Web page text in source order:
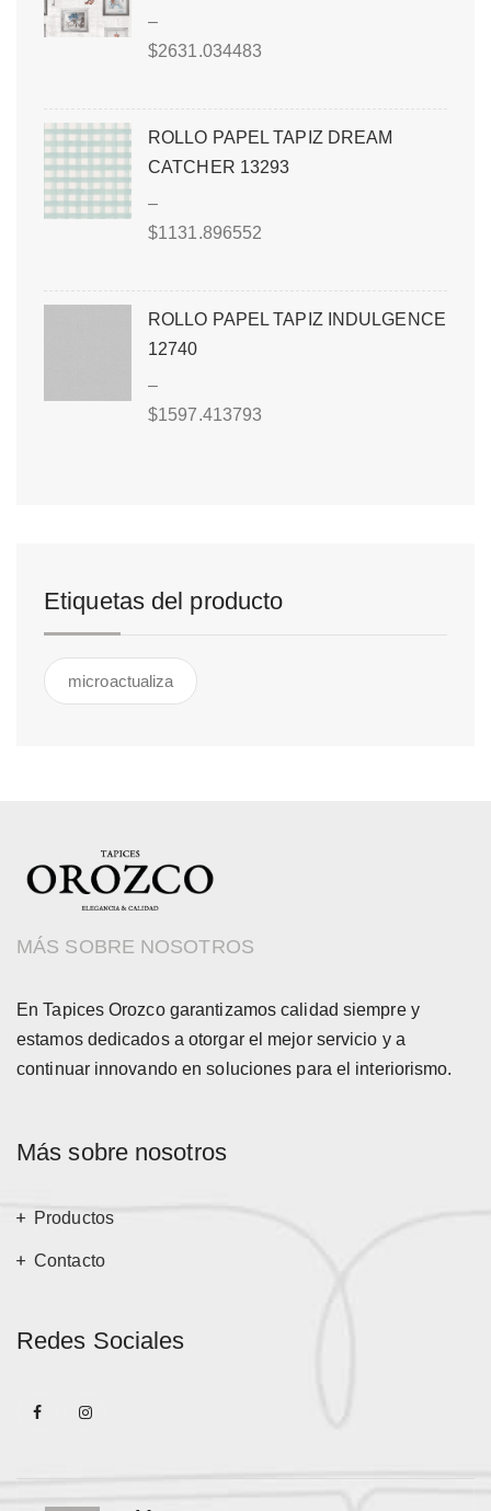
–
$2631.034483
ROLLO PAPEL TAPIZ DREAM
CATCHER 13293
–
$1131.896552
ROLLO PAPEL TAPIZ INDULGENCE
12740
–
$1597.413793
Etiquetas del producto
microactualiza
MÁS SOBRE NOSOTROS
En Tapices Orozco garantizamos calidad siempre y
estamos dedicados a otorgar el mejor servicio y a
continuar innovando en soluciones para el interiorismo.
Más sobre nosotros
Productos
Contacto
Redes Sociales